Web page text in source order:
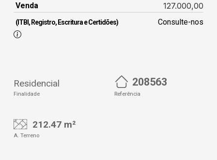
Venda
127.000,00
(ITBI, Registro, Escritura e Certidões) Consulte-nos
Residencial
Finalidade
208563
Referência
212.47 m²
A. Terreno